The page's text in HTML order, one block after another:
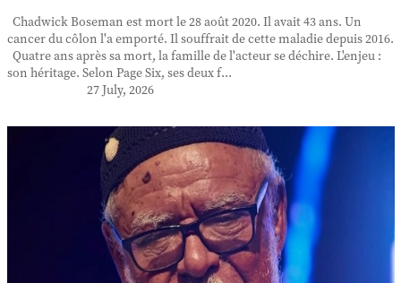
Chadwick Boseman est mort le 28 août 2020. Il avait 43 ans. Un
cancer du côlon l'a emporté. Il souffrait de cette maladie depuis 2016.
Quatre ans après sa mort, la famille de l'acteur se déchire. L'enjeu :
son héritage. Selon Page Six, ses deux f...
27 July, 2026